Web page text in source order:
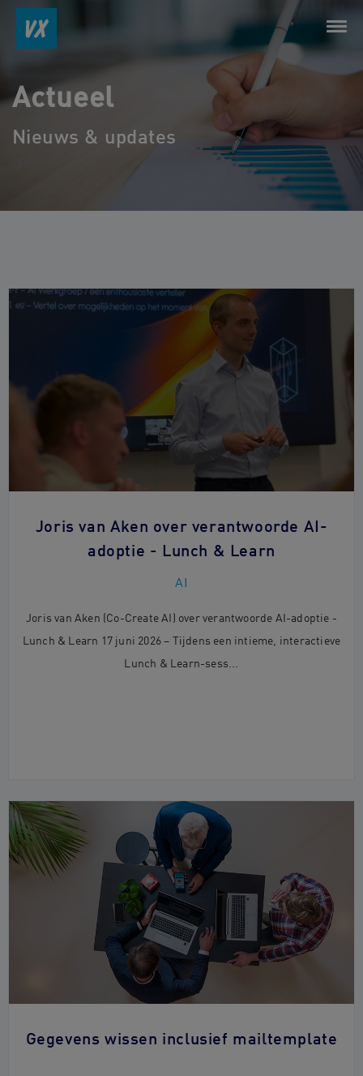
Actueel
Nieuws & updates
Joris van Aken over verantwoorde AI-
adoptie - Lunch & Learn
AI
Joris van Aken (Co-Create AI) over verantwoorde AI-adoptie -
Lunch & Learn 17 juni 2026 – Tijdens een intieme, interactieve
Lunch & Learn-sess...
Gegevens wissen inclusief mailtemplate